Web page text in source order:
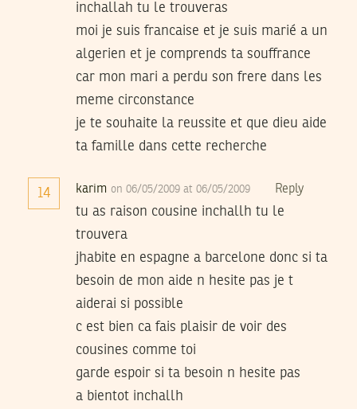
inchallah tu le trouveras
moi je suis francaise et je suis marié a un
algerien et je comprends ta souffrance
car mon mari a perdu son frere dans les
meme circonstance
je te souhaite la reussite et que dieu aide
ta famille dans cette recherche
14 karim on 06/05/2009 at 06/05/2009 Reply
tu as raison cousine inchallh tu le
trouvera
jhabite en espagne a barcelone donc si ta
besoin de mon aide n hesite pas je t
aiderai si possible
c est bien ca fais plaisir de voir des
cousines comme toi
garde espoir si ta besoin n hesite pas
a bientot inchallh